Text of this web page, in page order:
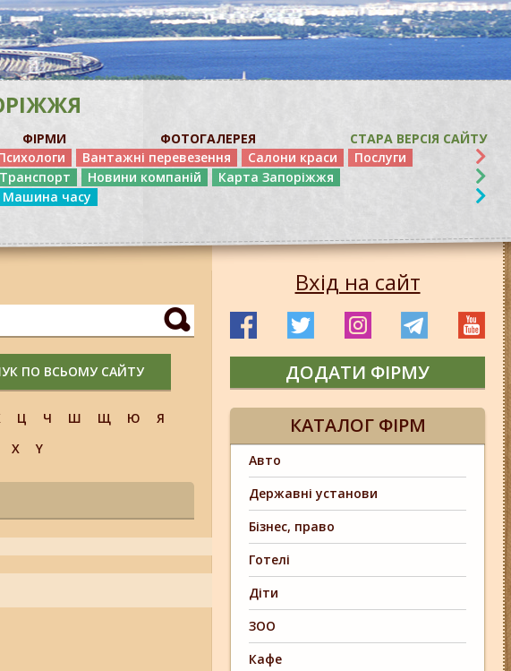
ФІРМИ ФОТОГАЛЕРЕЯ
СТАРА ВЕРСІЯ САЙТУ
Вантажні перевезення Салони краси
Послуги
Транспорт Новини компаній
Карта Запоріжжя
Машина часу
ПО ВСЬОМУ САЙТУ
Ц Ч Ш Щ Ю
Я
X Y
Вхід на сайт
ДОДАТИ ФІРМУ
КАТАЛОГ ФІРМ
Авто
Державні установи
Бізнес, право
Готелі
Діти
ЗОО
Кафе